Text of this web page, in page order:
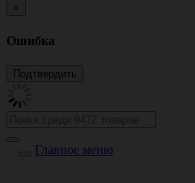
×
Ошибка
Главное меню